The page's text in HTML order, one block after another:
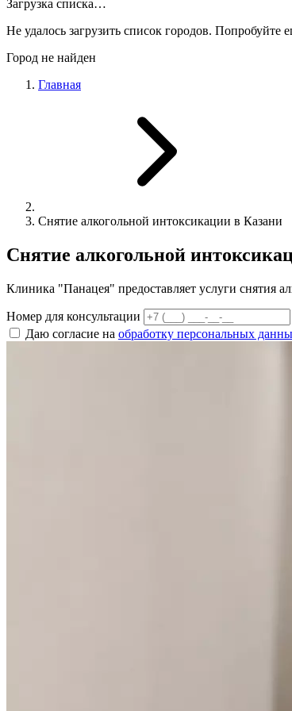
Загрузка списка…
Не удалось загрузить список городов. Попробуйте
Город не найден
Главная
Снятие алкогольной интоксикации в Казани
Снятие алкогольной
Клиника "Панацея" предоставляет услуги снятия
Номер для консультации
Даю согласие на обработку персональных